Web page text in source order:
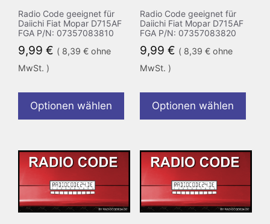
Radio Code geeignet für
Daiichi Fiat Mopar D715AF
FGA P/N: 07357083810
9,99 € ( 8,39 € ohne
MwSt. )
Optionen wählen
Radio Code geeignet für
Daiichi Fiat Mopar D715AF
FGA P/N: 07357083820
9,99 € ( 8,39 €ohne
MwSt. )
Optionen wählen